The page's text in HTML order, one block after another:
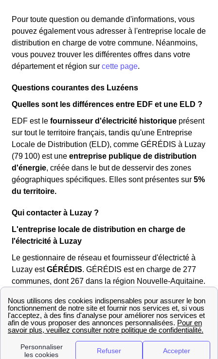
Pour toute question ou demande d'informations, vous
pouvez également vous adresser à l'entreprise locale de
distribution en charge de votre commune. Néanmoins,
vous pouvez trouver les différentes offres dans votre
département et région sur cette page.
Questions courantes des Luzéens
Quelles sont les différences entre EDF et une ELD ?
EDF est le fournisseur d'électricité historique présent
sur tout le territoire français, tandis qu'une Entreprise
Locale de Distribution (ELD), comme GÉRÉDIS à Luzay
(79 100) est une entreprise publique de distribution
d'énergie, créée dans le but de desservir des zones
géographiques spécifiques. Elles sont présentes sur 5%
du territoire.
Qui contacter à Luzay ?
L'entreprise locale de distribution en charge de
l'électricité à Luzay
Le gestionnaire de réseau et fournisseur d'électricté à
Luzay estGÉRÉDIS. GÉRÉDIS est en charge de 277
communes, dont 267 dans la région Nouvelle-Aquitaine.